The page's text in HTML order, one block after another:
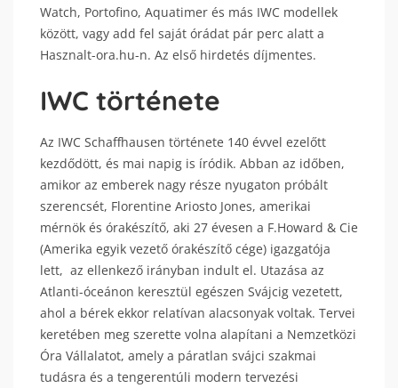
Watch, Portofino, Aquatimer és más IWC modellek
között, vagy add fel saját órádat pár perc alatt a
Hasznalt-ora.hu-n. Az első hirdetés díjmentes.
IWC története
Az IWC Schaffhausen története 140 évvel ezelőtt
kezdődött, és mai napig is íródik. Abban az időben,
amikor az emberek nagy része nyugaton próbált
szerencsét, Florentine Ariosto Jones, amerikai
mérnök és órakészítő, aki 27 évesen a F.Howard & Cie
(Amerika egyik vezető órakészítő cége) igazgatója
lett, az ellenkező irányban indult el. Utazása az
Atlanti-óceánon keresztül egészen Svájcig vezetett,
ahol a bérek ekkor relatívan alacsonyak voltak. Tervei
keretében meg szerette volna alapítani a Nemzetközi
Óra Vállalatot, amely a páratlan svájci szakmai
tudásra és a tengerentúli modern tervezési